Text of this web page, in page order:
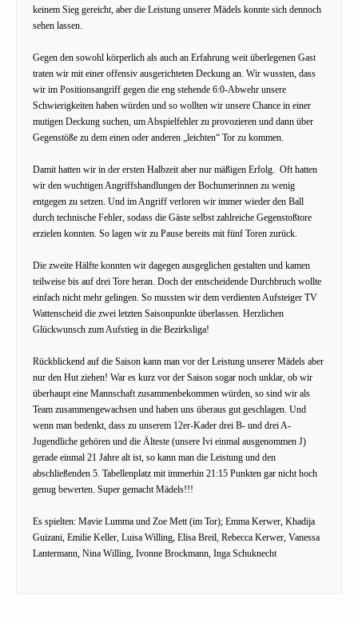
keinem Sieg gereicht, aber die Leistung unserer Mädels konnte sich dennoch
sehen lassen.
Gegen den sowohl körperlich als auch an Erfahrung weit überlegenen Gast
traten wir mit einer offensiv ausgerichteten Deckung an. Wir wussten, dass
wir im Positionsangriff gegen die eng stehende 6:0-Abwehr unsere
Schwierigkeiten haben würden und so wollten wir unsere Chance in einer
mutigen Deckung suchen, um Abspielfehler zu provozieren und dann über
Gegenstöße zu dem einen oder anderen „leichten“ Tor zu kommen.
Damit hatten wir in der ersten Halbzeit aber nur mäßigen Erfolg. Oft hatten
wir den wuchtigen Angriffshandlungen der Bochumerinnen zu wenig
entgegen zu setzen. Und im Angriff verloren wir immer wieder den Ball
durch technische Fehler, sodass die Gäste selbst zahlreiche Gegenstoßtore
erzielen konnten. So lagen wir zu Pause bereits mit fünf Toren zurück.
Die zweite Hälfte konnten wir dagegen ausgeglichen gestalten und kamen
teilweise bis auf drei Tore heran. Doch der entscheidende Durchbruch wollte
einfach nicht mehr gelingen. So mussten wir dem verdienten Aufsteiger TV
Wattenscheid die zwei letzten Saisonpunkte überlassen. Herzlichen
Glückwunsch zum Aufstieg in die Bezirksliga!
Rückblickend auf die Saison kann man vor der Leistung unserer Mädels aber
nur den Hut ziehen! War es kurz vor der Saison sogar noch unklar, ob wir
überhaupt eine Mannschaft zusammenbekommen würden, so sind wir als
Team zusammengewachsen und haben uns überaus gut geschlagen. Und
wenn man bedenkt, dass zu unserem 12er-Kader drei B- und drei A-
Jugendliche gehören und die Älteste (unsere Ivi einmal ausgenommen J)
gerade einmal 21 Jahre alt ist, so kann man die Leistung und den
abschließenden 5. Tabellenplatz mit immerhin 21:15 Punkten gar nicht hoch
genug bewerten. Super gemacht Mädels!!!
Es spielten: Mavie Lumma und Zoe Mett (im Tor); Emma Kerwer, Khadija
Guizani, Emilie Keller, Luisa Willing, Elisa Breil, Rebecca Kerwer, Vanessa
Lantermann, Nina Willing, Ivonne Brockmann, Inga Schuknecht